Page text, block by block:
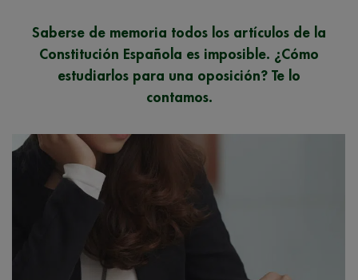
Saberse de memoria todos los artículos de la
Constitución Española es imposible. ¿Cómo
estudiarlos para una oposición? Te lo
contamos.